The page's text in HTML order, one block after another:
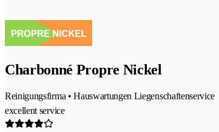
Charbonné Propre Nickel
Reinigungsfirma • Hauswartungen Liegenschaftenservice
excellent service